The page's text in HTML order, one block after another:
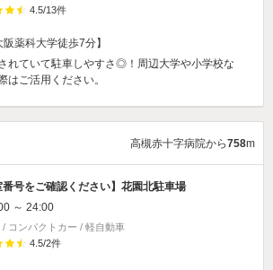
4.5/13件
薬科大学徒歩7分】
れていて駐車しやすさ◎！周辺大学や小学校な
はご活用ください。
高槻赤十字病院から758m
番号をご確認ください】 花園北駐車場
～ 24:00
/ コンパクトカー / 軽自動車
4.5/2件